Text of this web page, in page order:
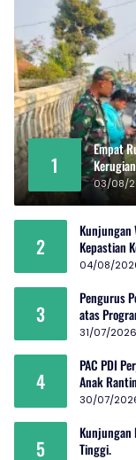
1
Empat
03/08/
2
Kunjungan
Kepastian
04/08/
3
Pengurus
atas
31/07/2026
4
PAC PDI
Anak
30/07/
5
Kunjungan
Tinggi.